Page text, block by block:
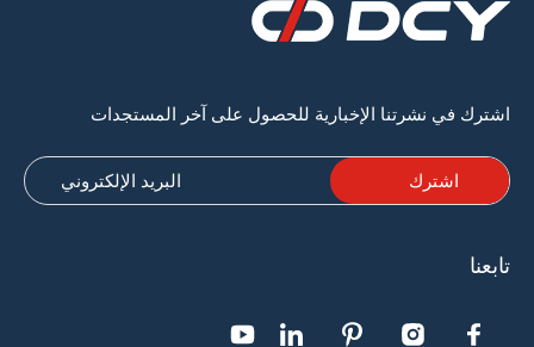
اشترك في نشرتنا الإخبارية للحصول على آخر المستجدات
تابعنا